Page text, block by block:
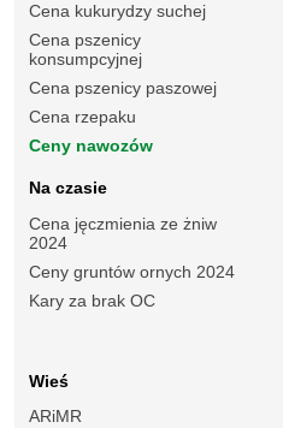
Cena kukurydzy suchej
Cena pszenicy
konsumpcyjnej
Cena pszenicy paszowej
Cena rzepaku
Ceny nawozów
Na czasie
Cena jęczmienia ze żniw
2024
Ceny gruntów ornych 2024
Kary za brak OC
Wieś
ARiMR